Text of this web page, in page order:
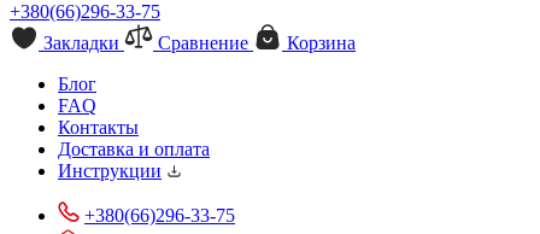
+380(66)296-33-75
Закладки
Сравнение
Корзина
Блог
FAQ
Контакты
Доставка и оплата
Инструкции
+380(66)296-33-75